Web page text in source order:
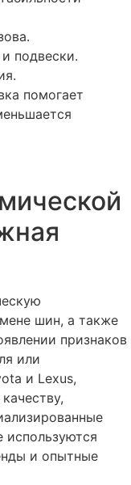
подвески.
помогает
шин, а также
признаков
или
и Lexus,
используются
и опытные